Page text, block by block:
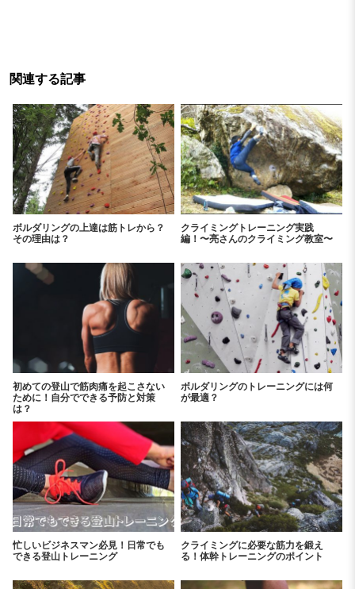
関連する記事
ボルダリングの上達は筋トレから？
その理由は？
クライミングトレーニング実践
編！〜亮さんのクライミング教室〜
初めての登山で筋肉痛を起こさない
ために！自分でできる予防と対策
は？
ボルダリングのトレーニングには何
が最適？
忙しいビジネスマン必見！日常でも
できる登山トレーニング
クライミングに必要な筋力を鍛え
る！体幹トレーニングのポイント